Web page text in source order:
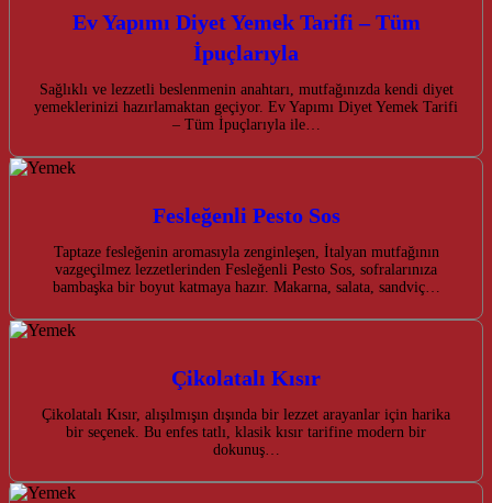
Ev Yapımı Diyet Yemek Tarifi – Tüm
İpuçlarıyla
Sağlıklı ve lezzetli beslenmenin anahtarı, mutfağınızda kendi diyet
yemeklerinizi hazırlamaktan geçiyor. Ev Yapımı Diyet Yemek Tarifi
– Tüm İpuçlarıyla ile…
Fesleğenli Pesto Sos
Taptaze fesleğenin aromasıyla zenginleşen, İtalyan mutfağının
vazgeçilmez lezzetlerinden Fesleğenli Pesto Sos, sofralarınıza
bambaşka bir boyut katmaya hazır. Makarna, salata, sandviç…
Çikolatalı Kısır
Çikolatalı Kısır, alışılmışın dışında bir lezzet arayanlar için harika
bir seçenek. Bu enfes tatlı, klasik kısır tarifine modern bir
dokunuş…